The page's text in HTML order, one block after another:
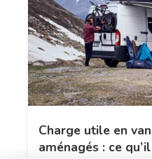
Charge utile en
aménagés : ce